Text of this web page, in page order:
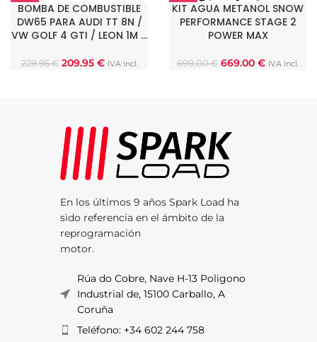
BOMBA DE COMBUSTIBLE
DW65 PARA AUDI TT 8N /
VW GOLF 4 GTI / LEON 1M …
229.95€ 209.95 € IVA incl.
KIT AGUA METANOL SNOW
PERFORMANCE STAGE 2
POWER MAX
699.00€ 669.00 € IVA incl.
En los últimos 9 años Spark Load ha
sido referencia en el ámbito de la
reprogramación
motor.
Rúa do Cobre, Nave H-13 Poligono
Industrial de, 15100 Carballo, A
Coruña
Teléfono: +34 602 244 758